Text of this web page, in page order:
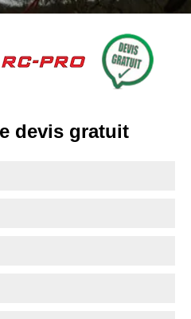
devis gratuit